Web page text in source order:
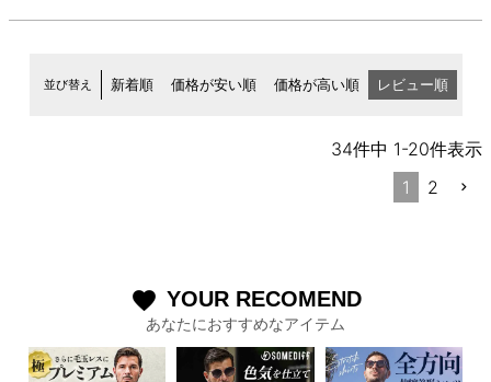
並び替え 新着順 価格が安い順 価格が高い順 レビュー順
34件中 1-20件表示
1
2
favorite YOUR RECOMEND
あなたにおすすめなアイテム